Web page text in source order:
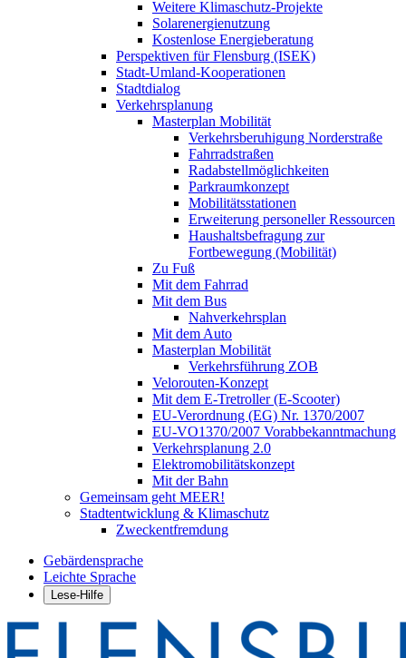
Weitere Klimaschutz-Projekte
Solarenergienutzung
Kostenlose Energieberatung
Perspektiven für Flensburg (ISEK)
Stadt-Umland-Kooperationen
Stadtdialog
Verkehrsplanung
Masterplan Mobilität
Verkehrsberuhigung Norderstraße
Fahrradstraßen
Radabstellmöglichkeiten
Parkraumkonzept
Mobilitätsstationen
Erweiterung personeller Ressourcen
Haushaltsbefragung zur
Fortbewegung (Mobilität)
Zu Fuß
Mit dem Fahrrad
Mit dem Bus
Nahverkehrsplan
Mit dem Auto
Masterplan Mobilität
Verkehrsführung ZOB
Velorouten-Konzept
Mit dem E-Tretroller (E-Scooter)
EU-Verordnung (EG) Nr. 1370/2007
EU-VO1370/2007 Vorabbekanntmachung
Verkehrsplanung 2.0
Elektromobilitätskonzept
Mit der Bahn
Gemeinsam geht MEER!
Stadtentwicklung & Klimaschutz
Zweckentfremdung
Gebärdensprache
Leichte Sprache
Lese-Hilfe